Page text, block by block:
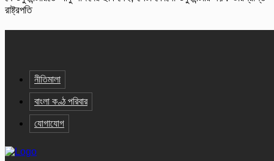
রাষ্ট্রপতি
নীতিমালা
বাংলা কণ্ঠ পরিবার
যোগাযোগ